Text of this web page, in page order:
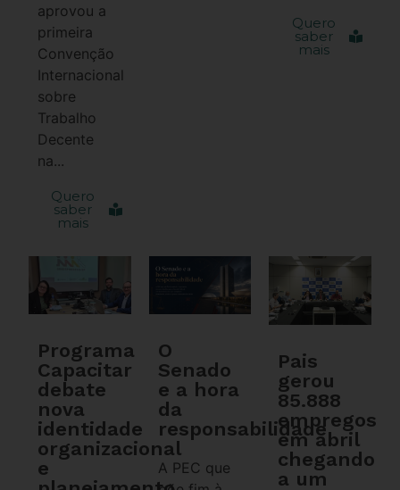
aprovou a
primeira
Convenção
Internacional
sobre
Trabalho
Decente
na...
Quero
saber
mais
Quero
saber
mais
Programa
Capacitar
debate
nova
identidade
organizacional
e
O
Senado
e a hora
da
responsabilidade
A PEC que
Pais
gerou
85.888
empregos
em abril
chegando
a um